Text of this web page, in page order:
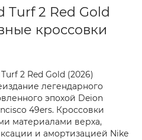
Turf 2 Red Gold
кроссовки
2 Red Gold (2026)
легендарного
эпохой Deion
49ers. Кроссовки
материалами верха,
и амортизацией Nike